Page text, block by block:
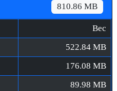
810.86 MB
Вес
522.84 MB
176.08 MB
89.98 MB